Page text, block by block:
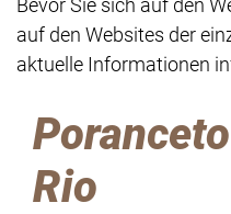
Bevor Sie sich auf den
auf den Websites der
aktuelle Informationen
Rio